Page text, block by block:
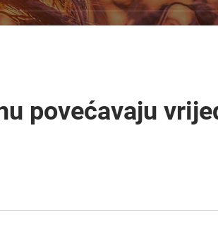
povećavaju